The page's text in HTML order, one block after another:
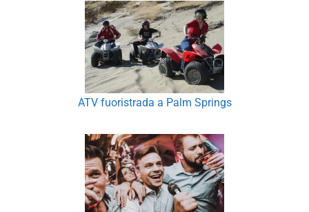
ATV fuoristrada a Palm Springs